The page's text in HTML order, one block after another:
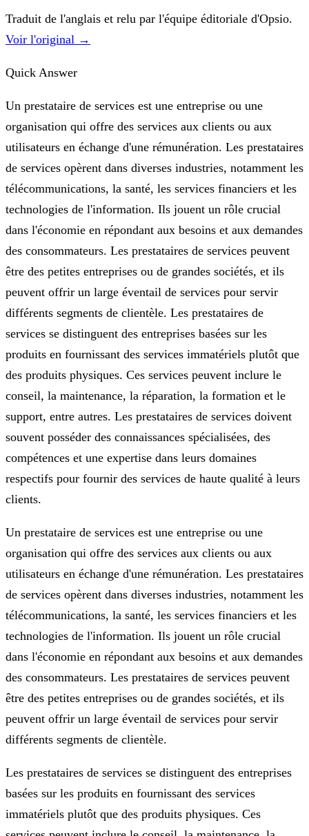
Traduit de l'anglais et relu par l'équipe éditoriale d'Opsio.
Voir l'original →
Quick Answer
Un prestataire de services est une entreprise ou une
organisation qui offre des services aux clients ou aux
utilisateurs en échange d'une rémunération. Les prestataires
de services opèrent dans diverses industries, notamment les
télécommunications, la santé, les services financiers et les
technologies de l'information. Ils jouent un rôle crucial
dans l'économie en répondant aux besoins et aux demandes
des consommateurs. Les prestataires de services peuvent
être des petites entreprises ou de grandes sociétés, et ils
peuvent offrir un large éventail de services pour servir
différents segments de clientèle. Les prestataires de
services se distinguent des entreprises basées sur les
produits en fournissant des services immatériels plutôt que
des produits physiques. Ces services peuvent inclure le
conseil, la maintenance, la réparation, la formation et le
support, entre autres. Les prestataires de services doivent
souvent posséder des connaissances spécialisées, des
compétences et une expertise dans leurs domaines
respectifs pour fournir des services de haute qualité à leurs
clients.
Un prestataire de services est une entreprise ou une
organisation qui offre des services aux clients ou aux
utilisateurs en échange d'une rémunération. Les prestataires
de services opèrent dans diverses industries, notamment les
télécommunications, la santé, les services financiers et les
technologies de l'information. Ils jouent un rôle crucial
dans l'économie en répondant aux besoins et aux demandes
des consommateurs. Les prestataires de services peuvent
être des petites entreprises ou de grandes sociétés, et ils
peuvent offrir un large éventail de services pour servir
différents segments de clientèle.
Les prestataires de services se distinguent des entreprises
basées sur les produits en fournissant des services
immatériels plutôt que des produits physiques. Ces